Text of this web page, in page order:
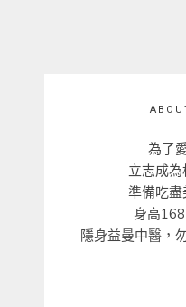
為了
立志成
準備吃
身高
隱身益曼中醫，